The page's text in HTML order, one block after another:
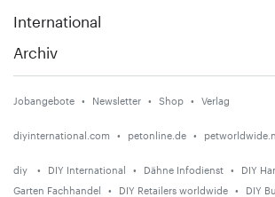
International
Archiv
Jobangebote Newsletter Shop Verlag
diyinternational.com petonline.de
diy DIY International Dähne Infodienst
DIY
Garten Fachhandel
DIY Retailers worldwide DIY